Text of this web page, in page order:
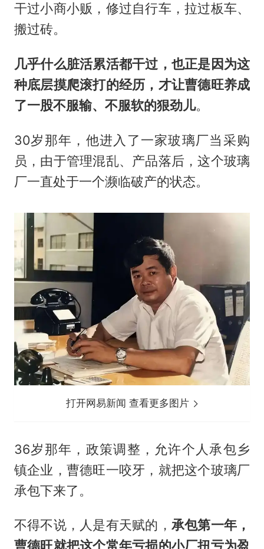
干过小商小贩，修过自行车，拉过板车、
搬过砖。
几乎什么脏活累活都干过，也正是因为这
种底层摸爬滚打的经历，才让曹德旺养成
了一股不服输、不服软的狠劲儿。
30岁那年，他进入了一家玻璃厂当采购
员，由于管理混乱、产品落后，这个玻璃
厂一直处于一个濒临破产的状态。
打开网易新闻 查看更多图片
36岁那年，政策调整，允许个人承包乡
镇企业，曹德旺一咬牙，就把这个玻璃厂
承包下来了。
不得不说，人是有天赋的， 承包第一年，
曹德旺就把这个常年亏损的小厂扭亏为盈